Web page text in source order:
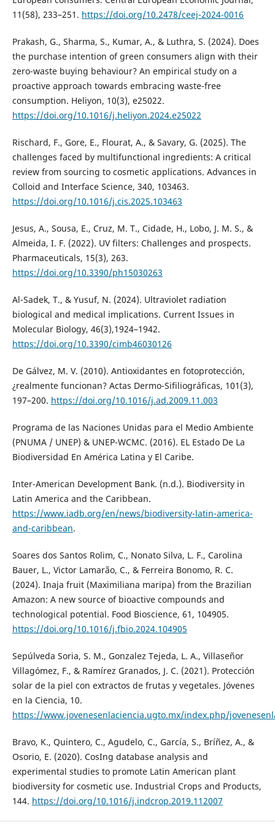
11(58), 233–251. https://doi.org/10.2478/ceej-2024-0016
Prakash, G., Sharma, S., Kumar, A., & Luthra, S. (2024). Does
the purchase intention of green consumers align with their
zero-waste buying behaviour? An empirical study on a
proactive approach towards embracing waste-free
consumption. Heliyon, 10(3), e25022.
https://doi.org/10.1016/j.heliyon.2024.e25022
Rischard, F., Gore, E., Flourat, A., & Savary, G. (2025). The
challenges faced by multifunctional ingredients: A critical
review from sourcing to cosmetic applications. Advances in
Colloid and Interface Science, 340, 103463.
https://doi.org/10.1016/j.cis.2025.103463
Jesus, A., Sousa, E., Cruz, M. T., Cidade, H., Lobo, J. M. S., &
Almeida, I. F. (2022). UV filters: Challenges and prospects.
Pharmaceuticals, 15(3), 263.
https://doi.org/10.3390/ph15030263
Al-Sadek, T., & Yusuf, N. (2024). Ultraviolet radiation
biological and medical implications. Current Issues in
Molecular Biology, 46(3),1924–1942.
https://doi.org/10.3390/cimb46030126
De Gálvez, M. V. (2010). Antioxidantes en fotoprotección,
¿realmente funcionan? Actas Dermo-Sifiliográficas, 101(3),
197–200. https://doi.org/10.1016/j.ad.2009.11.003
Programa de las Naciones Unidas para el Medio Ambiente
(PNUMA / UNEP) & UNEP-WCMC. (2016). EL Estado De La
Biodiversidad En América Latina y El Caribe.
Inter-American Development Bank. (n.d.). Biodiversity in
Latin America and the Caribbean.
https://www.iadb.org/en/news/biodiversity-latin-america-
and-caribbean.
Soares dos Santos Rolim, C., Nonato Silva, L. F., Carolina
Bauer, L., Victor Lamarão, C., & Ferreira Bonomo, R. C.
(2024). Inaja fruit (Maximiliana maripa) from the Brazilian
Amazon: A new source of bioactive compounds and
technological potential. Food Bioscience, 61, 104905.
https://doi.org/10.1016/j.fbio.2024.104905
Sepúlveda Soria, S. M., Gonzalez Tejeda, L. A., Villaseñor
Villagómez, F., & Ramírez Granados, J. C. (2021). Protección
solar de la piel con extractos de frutas y vegetales. Jóvenes
en la Ciencia, 10.
https://www.jovenesenlaciencia.ugto.mx/index.php/
Bravo, K., Quintero, C., Agudelo, C., García, S., Bríñez, A., &
Osorio, E. (2020). CosIng database analysis and
experimental studies to promote Latin American plant
biodiversity for cosmetic use. Industrial Crops and Products,
144. https://doi.org/10.1016/j.indcrop.2019.112007